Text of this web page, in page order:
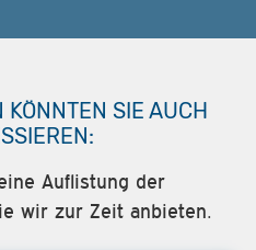
SIE AUCH
Auflistung der
wir zur Zeit anbieten.